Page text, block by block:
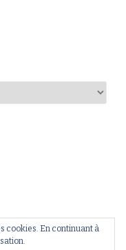
cookies. En continuant à